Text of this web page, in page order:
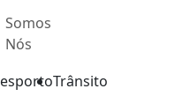
Somos
Nós
Trânsito